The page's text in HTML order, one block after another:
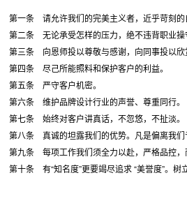
第一条 请允许我们的完美主义者，近乎苛刻的
第二条 无论承受怎样的压力，绝不违背职业操
第三条 向恩师投以尊敬与感谢，向同事投以欣
第四条 尽己所能照料和保护客户的利益。
第五条 严守客户机密。
第六条 维护品牌设计行业的声誉、尊重同行。
第七条 始终对客户讲真话，不忽悠，不扯淡。
第八条 真诚的坦露我们的优势。凡是偏离我们
第九条 每项工作我们须全力以赴，严格品控，
第十条 有“知名度”更要竭尽追求 “美誉度”。树